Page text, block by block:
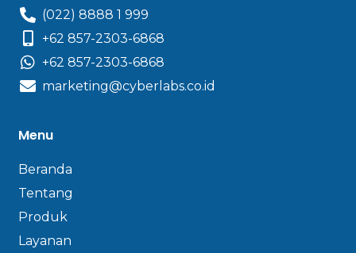
(022) 8888 1 999
+62 857-2303-6868
+62 857-2303-6868
marketing@cyberlabs.co.id
Menu
Beranda
Tentang
Produk
Layanan